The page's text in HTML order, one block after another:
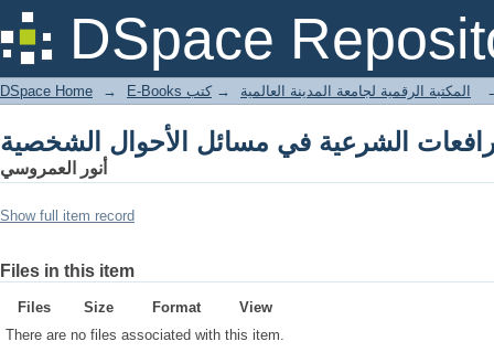
DSpace
الشرعية في مسائل الأحوال الشخصية
DSpace Home → E-Books المكتبة الرقمية لجامعة المدينة العالمية → كتب
الشرعية في مسائل الأحوال الشخصية
أنور العمروسي
Show full item record
Files in this item
Files Size Format
View
There are no files associated with this item.